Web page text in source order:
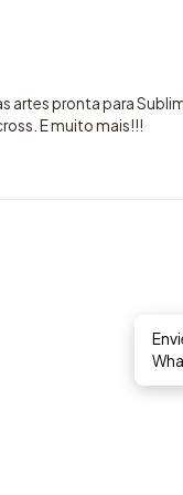
artes pronta para
E muito mais!!!